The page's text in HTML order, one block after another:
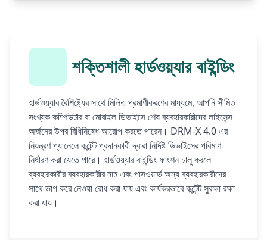
শক্তিশালী হার্ডওয়্যার বাইন্ডিং
হার্ডওয়্যার বৈশিষ্ট্যের সাথে মিলিত প্রমাণীকরণের মাধ্যমে, আপনি সীমিত
সংখ্যক কম্পিউটার বা মোবাইল ডিভাইসে শেষ ব্যবহারকারীদের লাইসেন্স
অর্জনের উপর বিধিনিষেধ আরোপ করতে পারেন। DRM-X 4.0 এর
নিয়ন্ত্রণ প্যানেলে কন্টেন্ট প্রদানকারী দ্বারা নির্দিষ্ট ডিভাইসের পরিমাণ
নির্ধারণ করা যেতে পারে। হার্ডওয়্যার বাইন্ডিং ফাংশন চালু করলে
ব্যবহারকারীর ব্যবহারকারীর নাম এবং পাসওয়ার্ড অন্য ব্যবহারকারীদের
সাথে ভাগ করে নেওয়া রোধ করা যায় এবং কার্যকরভাবে কন্টেন্ট সুরক্ষা রক্ষা
করা যায়।